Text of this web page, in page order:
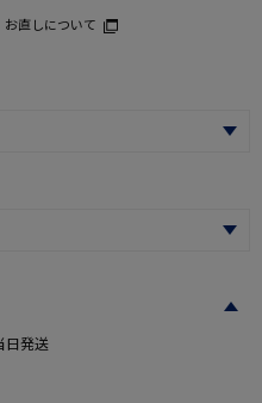
お直しについて
日発送